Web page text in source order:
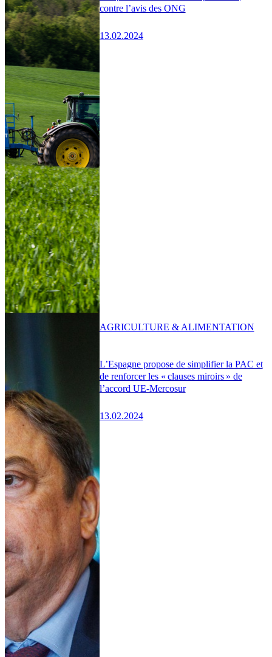
contre l’avis des ONG
13.02.2024
L’Espagne propose de simplifier la PAC et
de renforcer les « clauses miroirs » de
l’accord UE-Mercosur
13.02.2024
AGRICULTURE & ALIMENTATION